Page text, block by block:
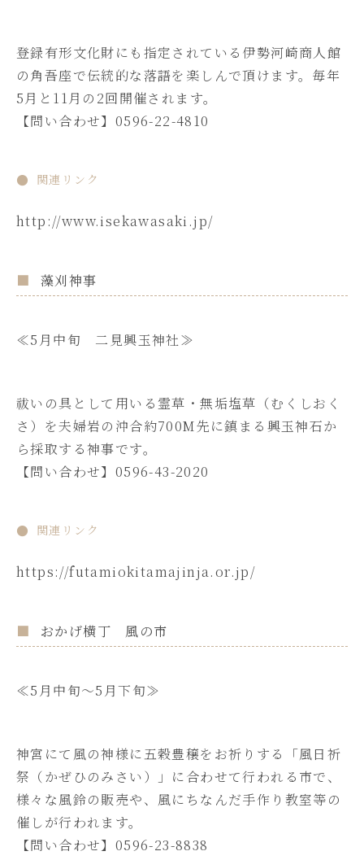
登録有形文化財にも指定されている伊勢河崎商人館
の角吾座で伝統的な落語を楽しんで頂けます。毎年
5月と11月の2回開催されます。
【問い合わせ】0596-22-4810
関連リンク
http://www.isekawasaki.jp/
藻刈神事
≪5月中旬 二見興玉神社≫
祓いの具として用いる霊草・無垢塩草（むくしおく
さ）を夫婦岩の沖合約700M先に鎮まる興玉神石か
ら採取する神事です。
【問い合わせ】0596-43-2020
関連リンク
https://futamiokitamajinja.or.jp/
おかげ横丁 風の市
≪5月中旬～5月下旬≫
神宮にて風の神様に五穀豊穣をお祈りする「風日祈
祭（かぜひのみさい）」に合わせて行われる市で、
様々な風鈴の販売や、風にちなんだ手作り教室等の
催しが行われます。
【問い合わせ】0596-23-8838